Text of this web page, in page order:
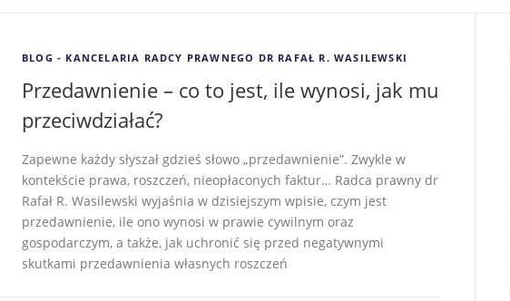
BLOG - KANCELARIA RADCY PRAWNEGO DR RAFAŁ R. WASILEWSKI
Przedawnienie – co to jest, ile wynosi, jak mu
przeciwdziałać?
Zapewne każdy słyszał gdzieś słowo „przedawnienie”. Zwykle w
kontekście prawa, roszczeń, nieopłaconych faktur… Radca prawny dr
Rafał R. Wasilewski wyjaśnia w dzisiejszym wpisie, czym jest
przedawnienie, ile ono wynosi w prawie cywilnym oraz
gospodarczym, a także, jak uchronić się przed negatywnymi
skutkami przedawnienia własnych roszczeń